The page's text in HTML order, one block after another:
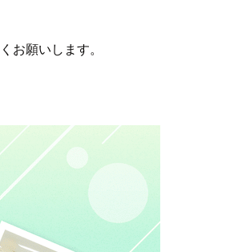
願いします。